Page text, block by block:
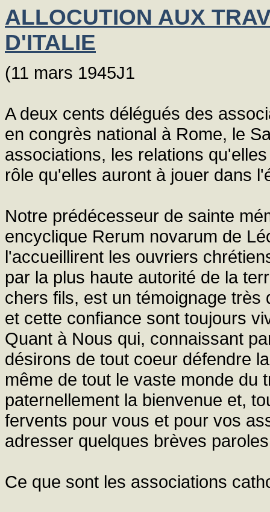
ALLOCUTION AUX
D'ITALIE
(11 mars 1945J1
A deux cents délégués des
en congrès national à Rome, le
associations, les relations
rôle qu'elles auront à jouer dans
Notre prédécesseur de sainte
encyclique Rerum novarum de
l'accueillirent les ouvriers
par la plus haute autorité de la
chers fils, est un témoignage
et cette confiance sont toujours
Quant à Nous qui, connaissant
désirons de tout coeur défendre
même de tout le vaste monde du
paternellement la bienvenue et,
fervents pour vous et pour vos
adresser quelques brèves
Ce que sont les associations